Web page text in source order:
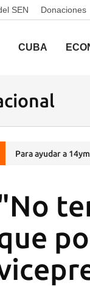
SEN Donaciones
CUBA
Para ayudar a